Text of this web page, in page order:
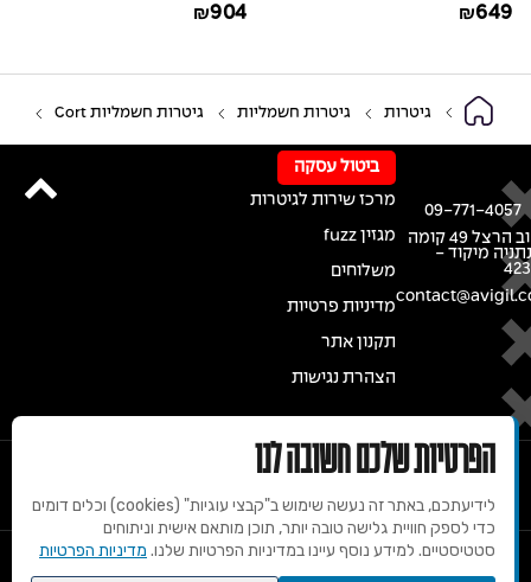
₪649
₪904
גיטרות גיטרות חשמליות גיטרות חשמליות Cort
רחוב הרצל 49 קומה
מיקוד -
09-771-4057
ביטול עסקה
מרכז שירות לגיטרות
מגזין fuzz
משלוחים
מדיניות פרטיות
תקנון אתר
הצהרת נגישות
הפרטיות שלכם חשובה לנו
לידיעתכם, באתר זה נעשה שימוש ב"קבצי עוגיות" (cookies) וכלים דומים
כדי לספק חוויית גלישה טובה יותר, תוכן מותאם אישית וניתוחים
סטטיסטיים. למידע נוסף עיינו במדיניות הפרטיות שלנו. מדיניות הפרטיות